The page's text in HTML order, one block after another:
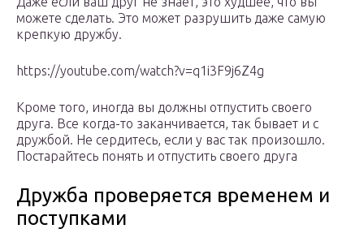
можете сделать. Это может разрушить даже самую
крепкую дружбу.
https://youtube.com/watch?v=q1i3F9j6Z4g
Кроме того, иногда вы должны отпустить своего
друга. Все когда-то заканчивается, так бывает и с
дружбой. Не сердитесь, если у вас так произошло.
Постарайтесь понять и отпустить своего друга
Дружба проверяется временем и
поступками